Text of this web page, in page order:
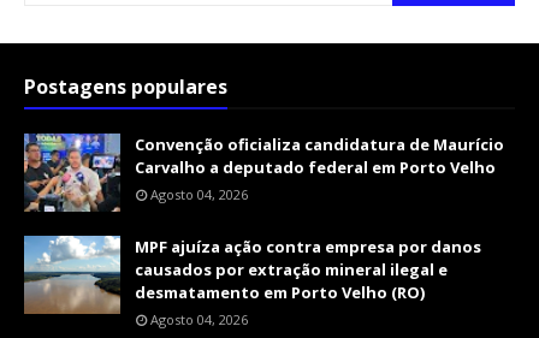
Postagens populares
Convenção oficializa candidatura de Maurício
Carvalho a deputado federal em Porto Velho
Agosto 04, 2026
MPF ajuíza ação contra empresa por danos
causados por extração mineral ilegal e
desmatamento em Porto Velho (RO)
Agosto 04, 2026